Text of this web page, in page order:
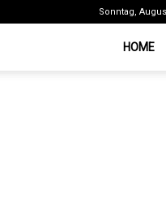
Sonntag,
HOME